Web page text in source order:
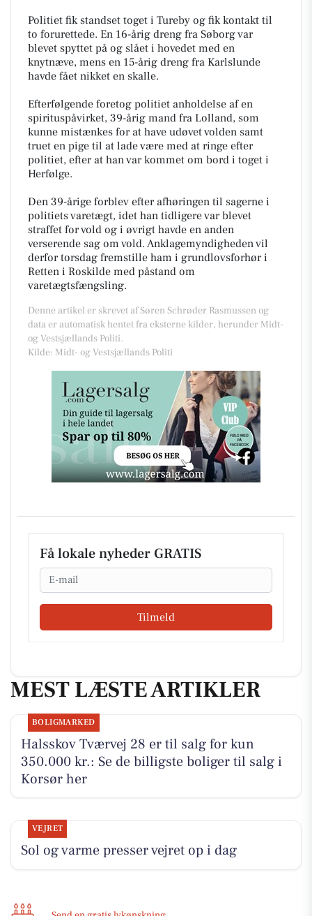
Politiet fik standset toget i Tureby og fik kontakt til
to forurettede. En 16-årig dreng fra Søborg var
blevet spyttet på og slået i hovedet med en
knytnæve, mens en 15-årig dreng fra Karlslunde
havde fået nikket en skalle.
Efterfølgende foretog politiet anholdelse af en
spirituspåvirket, 39-årig mand fra Lolland, som
kunne mistænkes for at have udøvet volden samt
truet en pige til at lade være med at ringe efter
politiet, efter at han var kommet om bord i toget i
Herfølge.
Den 39-årige forblev efter afhøringen til sagerne i
politiets varetægt, idet han tidligere var blevet
straffet for vold og i øvrigt havde en anden
verserende sag om vold. Anklagemyndigheden vil
derfor torsdag fremstille ham i grundlovsforhør i
Retten i Roskilde med påstand om
varetægtsfængsling.
Denne artikel er skrevet af Søren Schrøder Rasmussen og
data er automatisk hentet fra eksterne kilder, herunder Midt-
og Vestsjællands Politi.
Kilde: Midt- og Vestsjællands Politi
Få lokale nyheder GRATIS
Email
Tilmeld
MEST LÆSTE ARTIKLER
BOLIGMARKED
Halsskov Tværvej 28 er til salg for kun
350.000 kr.: Se de billigste boliger til salg i
Korsør her
VEJRET
Sol og varme presser vejret op i dag